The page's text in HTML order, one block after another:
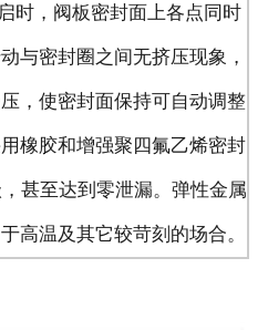
时，阀板密封面上各点同时
与密封圈之间无挤压现象，
，使密封面保持可自动调整
橡胶和增强聚四氟乙烯密封
甚至达到零泄漏。弹性金属
高温及其它较苛刻的场合。